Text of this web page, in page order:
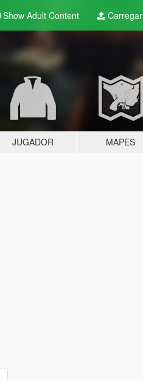
Show Adult Content Carregar
JUGADOR MAPES